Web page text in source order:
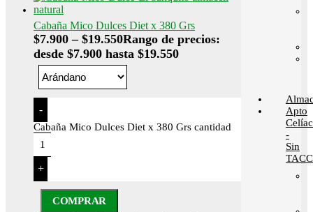
Cabaña Mico Dulces Diet x 380 Grs
$7.900 – $19.550Rango de precios:
desde $7.900 hasta $19.550
-
Cabaña Mico Dulces Diet x 380 Grs cantidad
+
COMPRAR
Apto
-
Sin
TACC